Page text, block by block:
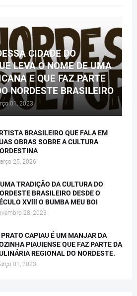
CIDADE DO
LEVA O NOME DE UMA
E QUE FAZ PARTE
NORDESTE BRASILEIRO
01, 2023
BRASILEIRO QUE FALA EM
OBRAS SOBRE A CULTURA
25, 2026
TRADIÇÃO DA CULTURA DO
BRASILEIRO DESDE O
XVlll O BUMBA MEU BOI
28, 2023
PRATO CAPIAU É UM MANJAR DA
PIAUIENSE QUE FAZ PARTE DA
REGIONAL DO NORDESTE.
01, 2023